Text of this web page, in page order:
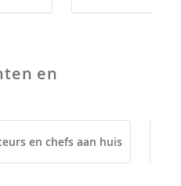
en
en chefs aan huis